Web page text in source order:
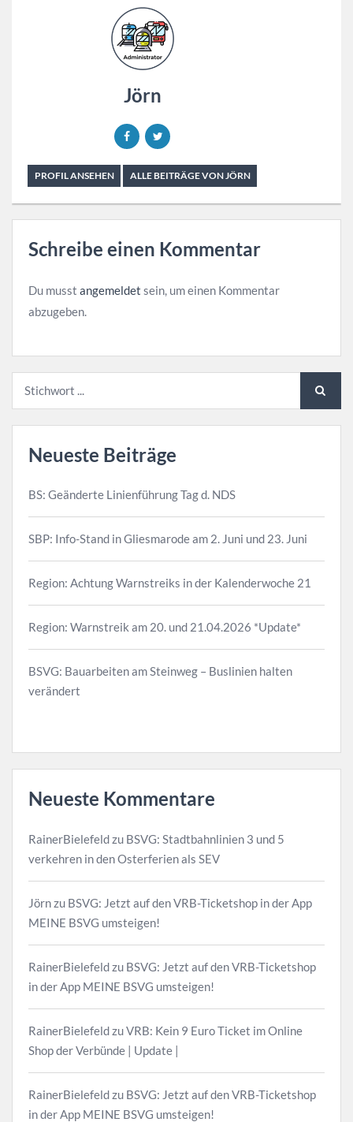
Jörn
PROFIL ANSEHEN ALLE BEITRÄGE VON JÖRN
Schreibe einen Kommentar
Du musst angemeldet sein, um einen Kommentar
abzugeben.
Neueste Beiträge
BS: Geänderte Linienführung Tag d. NDS
SBP: Info-Stand in Gliesmarode am 2. Juni und 23. Juni
Region: Achtung Warnstreiks in der Kalenderwoche 21
Region: Warnstreik am 20. und 21.04.2026 *Update*
BSVG: Bauarbeiten am Steinweg – Buslinien halten
verändert
Neueste Kommentare
RainerBielefeldzu BSVG: Stadtbahnlinien 3 und 5
verkehren in den Osterferien als SEV
Jörnzu BSVG: Jetzt auf den VRB-Ticketshop in der App
MEINE BSVG umsteigen!
RainerBielefeldzu BSVG: Jetzt auf den VRB-Ticketshop
in der App MEINE BSVG umsteigen!
RainerBielefeldzuVRB: Kein 9 Euro Ticket im Online
Shop der Verbünde | Update |
RainerBielefeldzu BSVG: Jetzt auf den VRB-Ticketshop
in der App MEINE BSVG umsteigen!